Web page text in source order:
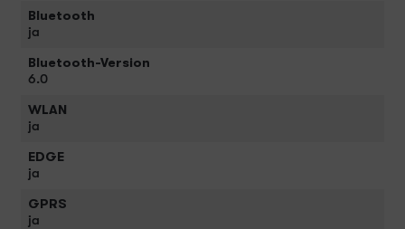
Bluetooth
ja
Bluetooth-Version
6.0
WLAN
ja
EDGE
ja
GPRS
ja